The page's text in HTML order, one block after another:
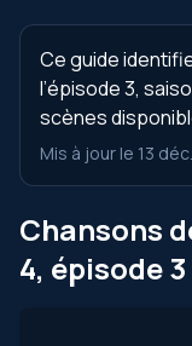
Ce guide
l’épisode 3,
scènes
Mis à jour le 13
Chansons
4, épisode 3